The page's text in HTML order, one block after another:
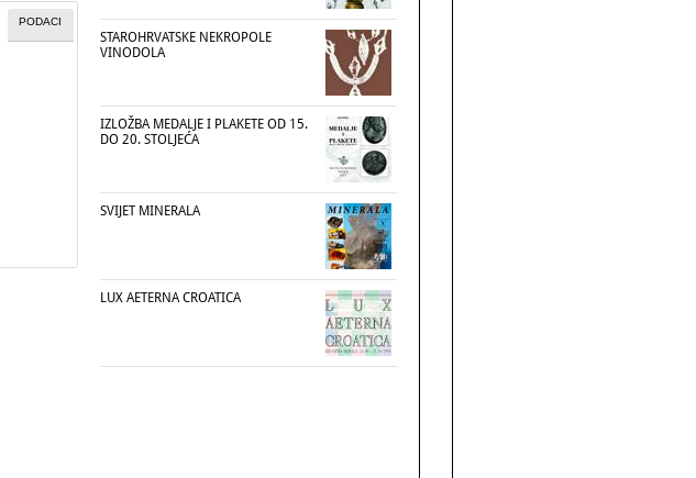
PODACI
STAROHRVATSKE NEKROPOLE
VINODOLA
IZLOŽBA MEDALJE I PLAKETE OD 15.
DO 20. STOLJEĆA
SVIJET MINERALA
LUX AETERNA CROATICA